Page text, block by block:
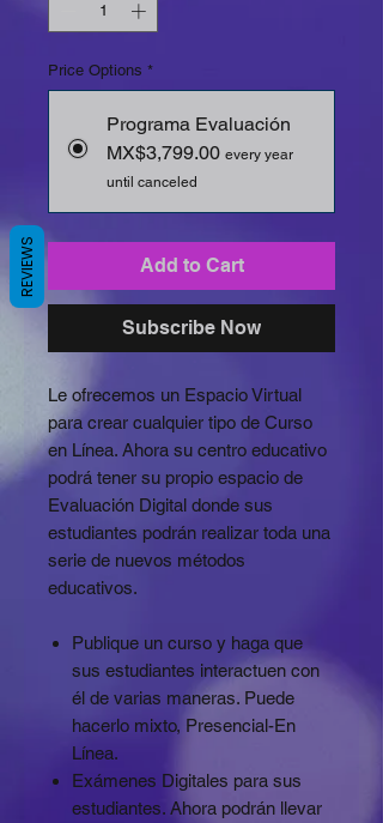
Price Options *
Programa Evaluación
MX$3,799.00 every year
until canceled
Add to Cart
Subscribe Now
Le ofrecemos un Espacio Virtual
para crear cualquier tipo de Curso
en Línea. Ahora su centro educativo
podrá tener su propio espacio de
Evaluación Digital donde sus
estudiantes podrán realizar toda una
serie de nuevos métodos
educativos.
Publique un curso y haga que
sus estudiantes interactuen con
él de varias maneras. Puede
hacerlo mixto, Presencial-En
Línea.
Exámenes Digitales para sus
estudiantes. Ahora podrán llevar
REVIEWS